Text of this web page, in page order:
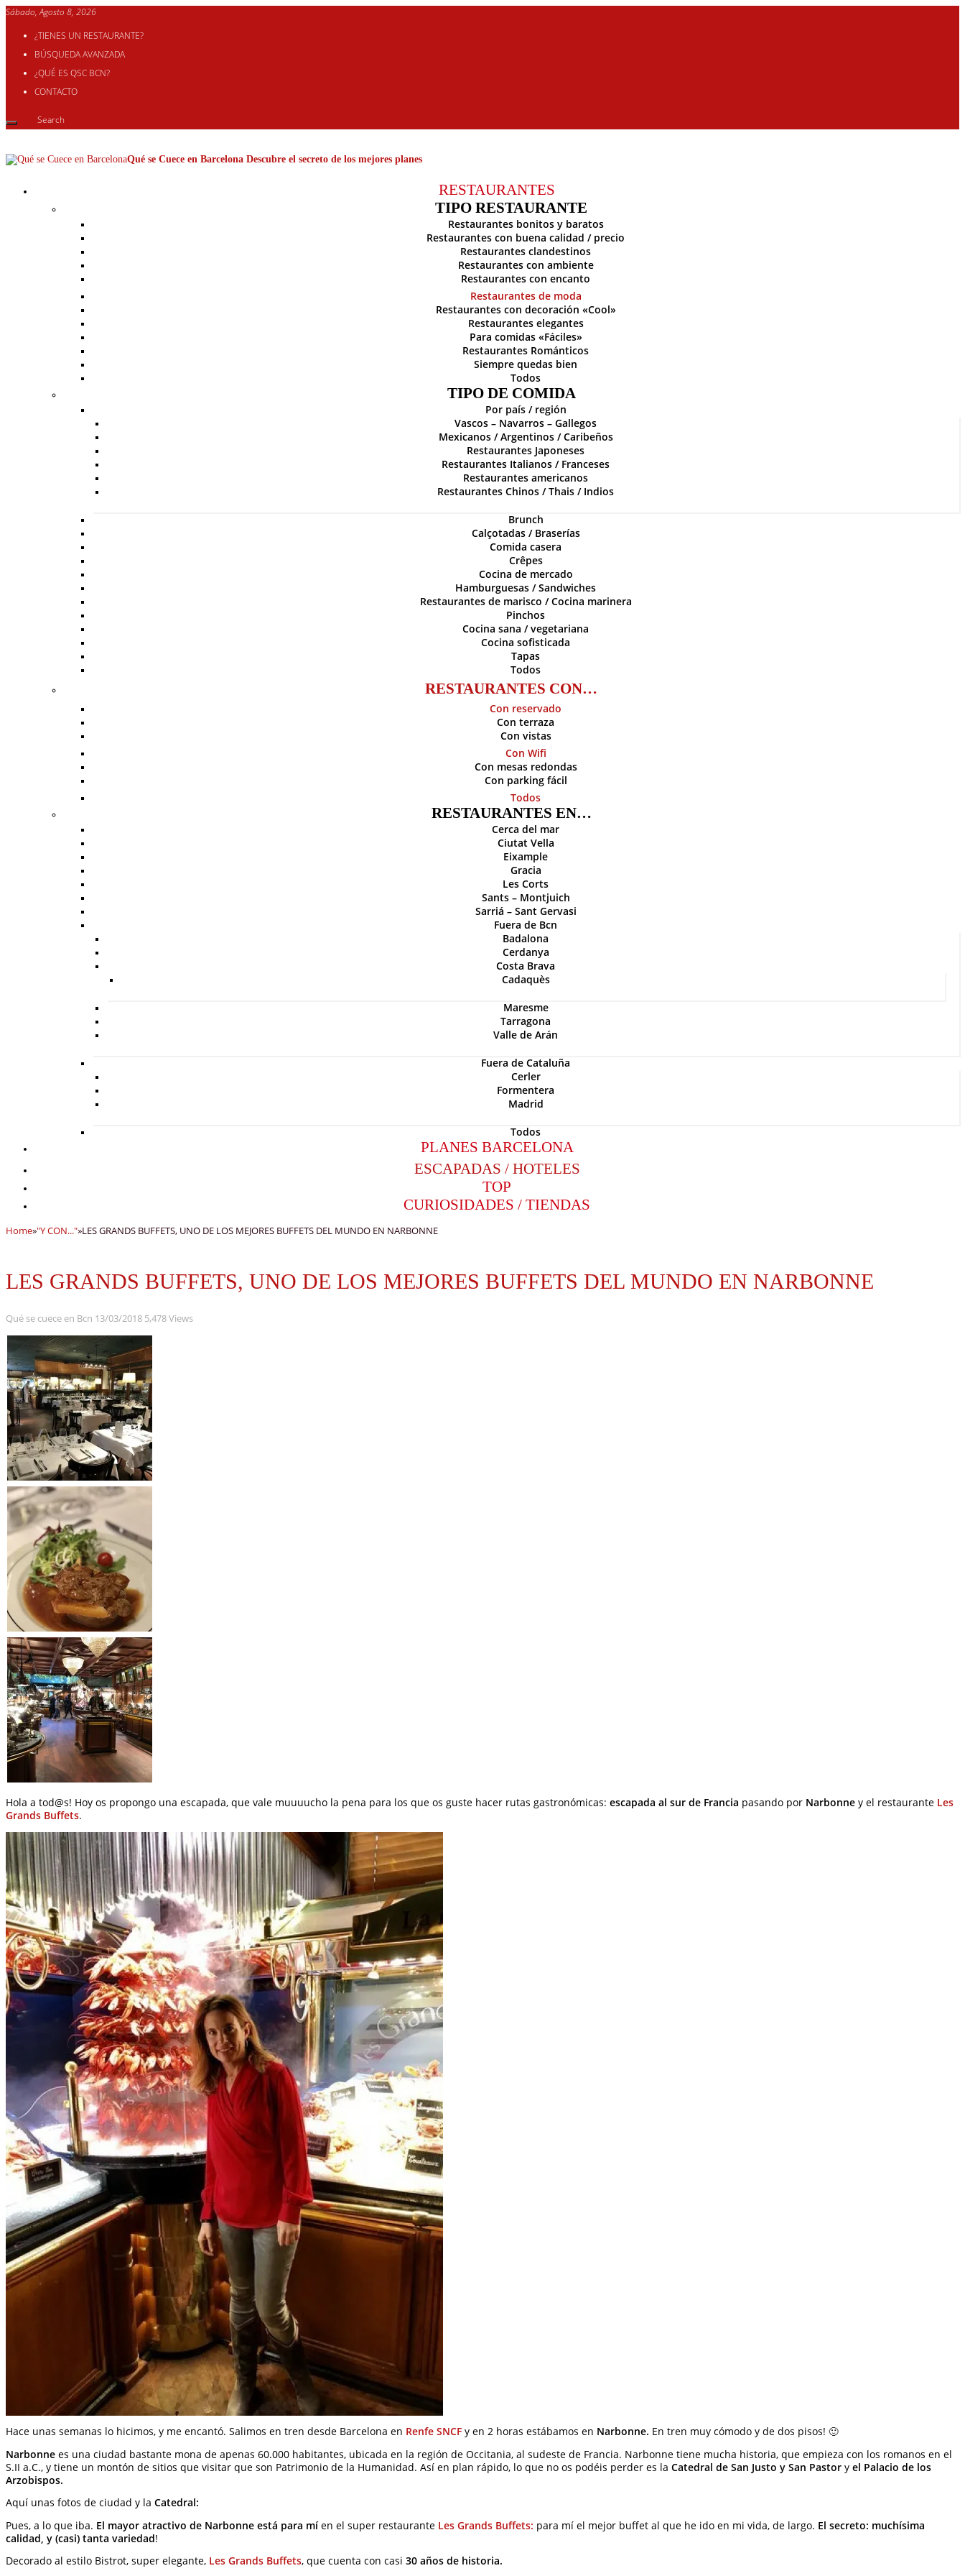
Sábado, Agosto 8, 2026
¿TIENES UN RESTAURANTE?
BÚSQUEDA AVANZADA
¿QUÉ ES QSC BCN?
CONTACTO
Qué se Cuece en Barcelona Descubre el secreto de los mejores planes
RESTAURANTES
TIPO RESTAURANTE
Restaurantes bonitos y baratos
Restaurantes con buena calidad / precio
Restaurantes clandestinos
Restaurantes con ambiente
Restaurantes con encanto
Restaurantes de moda
Restaurantes con decoración «Cool»
Restaurantes elegantes
Para comidas «Fáciles»
Restaurantes Románticos
Siempre quedas bien
Todos
TIPO DE COMIDA
Por país / región
Vascos – Navarros – Gallegos
Mexicanos / Argentinos / Caribeños
Restaurantes Japoneses
Restaurantes Italianos / Franceses
Restaurantes americanos
Restaurantes Chinos / Thais / Indios
Brunch
Calçotadas / Braserías
Comida casera
Crêpes
Cocina de mercado
Hamburguesas / Sandwiches
Restaurantes de marisco / Cocina marinera
Pinchos
Cocina sana / vegetariana
Cocina sofisticada
Tapas
Todos
RESTAURANTES CON…
Con reservado
Con terraza
Con vistas
Con Wifi
Con mesas redondas
Con parking fácil
Todos
RESTAURANTES EN…
Cerca del mar
Ciutat Vella
Eixample
Gracia
Les Corts
Sants – Montjuich
Sarriá – Sant Gervasi
Fuera de Bcn
Badalona
Cerdanya
Costa Brava
Cadaquès
Maresme
Tarragona
Valle de Arán
Fuera de Cataluña
Cerler
Formentera
Madrid
Todos
PLANES BARCELONA
ESCAPADAS / HOTELES
TOP
CURIOSIDADES / TIENDAS
Home»"Y CON..."»LES GRANDS BUFFETS, UNO DE LOS MEJORES BUFFETS DEL MUNDO EN NARBONNE
LES GRANDS BUFFETS, UNO DE LOS MEJORES BUFFETS DEL MUNDO EN NARBONNE
Qué se cuece en Bcn 13/03/2018 5,478 Views
Hola a tod@s! Hoy os propongo una escapada, que vale muuuucho la pena para los que os guste hacer rutas gastronómicas: escapada al sur de Francia pasando por Narbonne y el restaurante Les
Grands Buffets.
Hace unas semanas lo hicimos, y me encantó. Salimos en tren desde Barcelona en Renfe SNCF y en 2 horas estábamos en Narbonne. En tren muy cómodo y de dos pisos! 🙂
Narbonne es una ciudad bastante mona de apenas 60.000 habitantes, ubicada en la región de Occitania, al sudeste de Francia. Narbonne tiene mucha historia, que empieza con los romanos en el
S.II a.C., y tiene un montón de sitios que visitar que son Patrimonio de la Humanidad. Así en plan rápido, lo que no os podéis perder es la Catedral de San Justo y San Pastor y el Palacio de los
Arzobispos.
Aquí unas fotos de ciudad y la Catedral:
Pues, a lo que iba. El mayor atractivo de Narbonne está para míen el super restaurante Les Grands Buffets: para mí el mejor buffet al que he ido en mi vida, de largo. El secreto: muchísima
calidad, y (casi) tanta variedad!
Decorado al estilo Bistrot, super elegante, Les Grands Buffets, que cuenta con casi 30 años de historia.